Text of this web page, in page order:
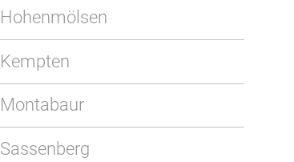
Hohenmölsen
Kempten
Montabaur
Sassenberg